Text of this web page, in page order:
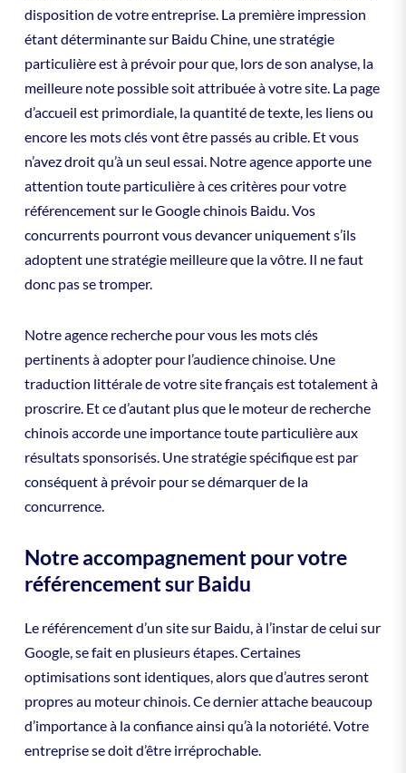
disposition de votre entreprise. La première impression
étant déterminante sur Baidu Chine, une stratégie
particulière est à prévoir pour que, lors de son analyse, la
meilleure note possible soit attribuée à votre site. La page
d’accueil est primordiale, la quantité de texte, les liens ou
encore les mots clés vont être passés au crible. Et vous
n’avez droit qu’à un seul essai. Notre agence apporte une
attention toute particulière à ces critères pour votre
référencement sur le Google chinois Baidu. Vos
concurrents pourront vous devancer uniquement s’ils
adoptent une stratégie meilleure que la vôtre. Il ne faut
donc pas se tromper.
Notre agence recherche pour vous les mots clés
pertinents à adopter pour l’audience chinoise. Une
traduction littérale de votre site français est totalement à
proscrire. Et ce d’autant plus que le moteur de recherche
chinois accorde une importance toute particulière aux
résultats sponsorisés. Une stratégie spécifique est par
conséquent à prévoir pour se démarquer de la
concurrence.
Notre accompagnement pour votre
référencement sur Baidu
Le référencement d’un site sur Baidu, à l’instar de celui sur
Google, se fait en plusieurs étapes. Certaines
optimisations sont identiques, alors que d’autres seront
propres au moteur chinois. Ce dernier attache beaucoup
d’importance à la confiance ainsi qu’à la notoriété. Votre
entreprise se doit d’être irréprochable.